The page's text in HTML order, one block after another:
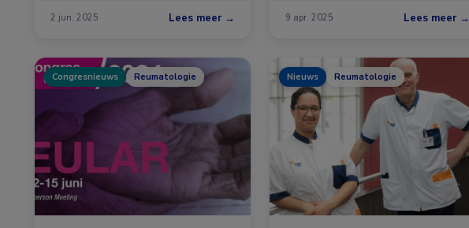
2 jun. 2025 Lees meer → 9 apr. 2025 Lees meer →
Congresnieuws Reumatologie Nieuws Reumatologie